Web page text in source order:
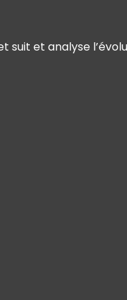
suit et analyse